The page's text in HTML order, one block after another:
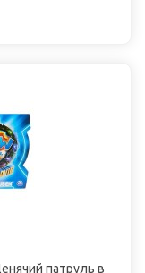
патруль в